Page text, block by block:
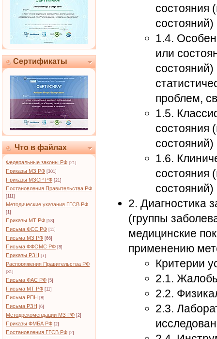
Сертификаты
Что в файлах
Федеральные законы РФ [21]
Приказы МЗ РФ [301]
Приказы МЗСР РФ [21]
Постановления Правительства РФ
[111]
Методические указания ГГСВ РФ
[1]
Приказы МТ РФ [53]
Письма ФСС РФ [11]
Письма МЗ РФ [66]
Письма ФФОМС РФ [8]
Приказы РЗН [7]
Распоряжения Правительства РФ
[31]
Письма ФАС РФ [5]
Письма МТ РФ [11]
Письма РПН [8]
Письма РЗН [6]
Методрекомендации МЗ РФ [2]
Приказы ФМБА РФ [2]
Постановления ГГСВ РФ [2]
состояния
состояний)
1.4.
или
проблем,
1.5.
состояния
состояний)
1.6.
состояния
состояний)
2. Диагностика
(группы
медицинские
применению
Критерии
2.1.
2.2.
2.3.